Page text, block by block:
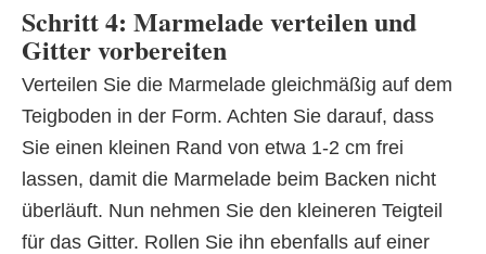
Schritt 4: Marmelade verteilen und
Gitter vorbereiten
Verteilen Sie die Marmelade gleichmäßig auf dem
Teigboden in der Form. Achten Sie darauf, dass
Sie einen kleinen Rand von etwa 1-2 cm frei
lassen, damit die Marmelade beim Backen nicht
überläuft. Nun nehmen Sie den kleineren Teigteil
für das Gitter. Rollen Sie ihn ebenfalls auf einer